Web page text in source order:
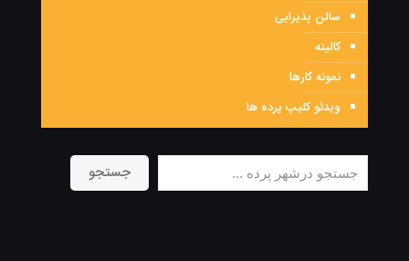
سالن پذیرایی
کالیته
نمونه کارها
ویدئو کلیپ پرده ها
جستجو جستجو